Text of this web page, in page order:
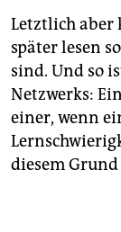
Letztlich aber
später lesen
sind. Und so
Netzwerks:
einer, wenn
diesem